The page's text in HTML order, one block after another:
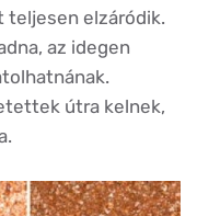
teljesen elzáródik.
az idegen
útra kelnek,